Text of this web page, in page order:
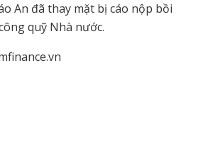
An đã thay mặt bị cáo nộp bồi
quỹ Nhà nước.